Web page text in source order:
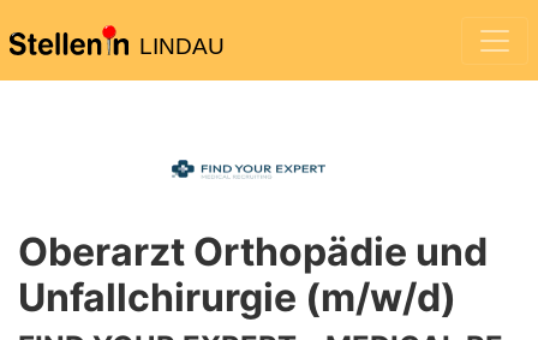
LINDAU
Oberarzt Orthopädie und
Unfallchirurgie (m/w/d)